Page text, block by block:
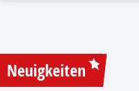
Neuigkeiten